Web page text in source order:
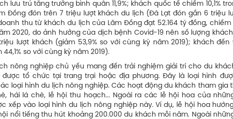
lưu trú tăng trưởng bình quân 11,9%; khách quốc tế chiếm 10,1%
Đồng đón trên 7 triệu lượt khách du lịch (Đà Lạt đón gần 6 triệu
thu từ khách du lịch của Lâm Đồng đạt 52.164 tỷ đồng,
2020, do ảnh hưởng của dịch bệnh Covid-19 nên số lượng
lượt khách (giảm 53,9% so với cùng kỳ năm 2019); khách đến
so với cùng kỳ năm 2019).
nông nghiệp chủ yếu mang đến trải nghiệm giải trí cho du
tổ chức tại trang trại hoặc địa phương. Đây là loại hình
loại hình du lịch nông nghiệp. Các hoạt động du khách tham gia
hái lá chè, lễ hội thu hoạch... Ngoài ra các lễ hội hoa của
xếp vào loại hình du lịch nông nghiệp này. Ví dụ, lễ hội hoa
nổi tiếng thu hút khoảng 200.000 du khách mỗi năm. Ngoài